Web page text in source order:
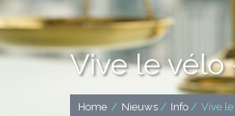
Vive le vélo
Home / Nieuws / Info / Vive le